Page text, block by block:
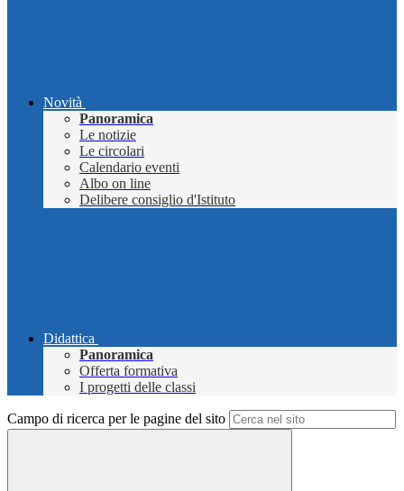
Novità
Panoramica
Le notizie
Le circolari
Calendario eventi
Albo on line
Delibere consiglio d'Istituto
Didattica
Panoramica
Offerta formativa
I progetti delle classi
Campo di ricerca per le pagine del sito